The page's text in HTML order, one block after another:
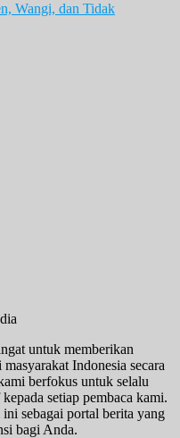
Wangi, dan Tidak
untuk memberikan
Indonesia secara
berfokus untuk selalu
setiap pembaca kami.
sebagai portal berita yang
bagi Anda.